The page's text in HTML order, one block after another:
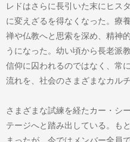
レドはさらに長引いた末にヒス
に変えざるを得なくなった。療
禅や仏教へと思索を深め、精神
うになった。幼い頃から長老派
信仰に囚われるのではなく、常
流れを、社会のさまざまなカル
さまざまな試練を経たカー・シ
テージへと踏み出している。も